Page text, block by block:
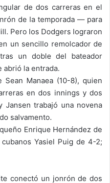
de dos carreras en el
de la temporada — para
Pero los Dodgers lograron
un sencillo remolcador de
un doble del bateador
abrió la entrada.
Manaea (10-8), quien
en dos innings y dos
Jansen trabajó una novena
salvamento.
Enrique Hernández de
Yasiel Puig de 4-2;
conectó un jonrón de dos